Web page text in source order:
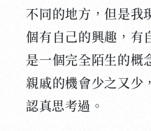
不同的地方，但是我
個有自己的興趣，有
是一個完全陌生的概
親戚的機會少之又少
認真思考過。